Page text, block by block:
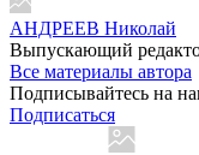
АНДРЕЕВ Николай
Выпускающий
Все материалы автора
Подписывайтесь на
Подписаться